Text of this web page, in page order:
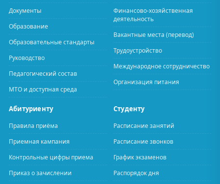
Документы
Образование
Образовательные стандарты
Руководство
Педагогический состав
МТО и доступная среда
Финансово-хозяйственная
деятельность
Вакантные места (перевод)
Трудоустройство
Международное сотрудничество
Организация питания
Абитуриенту
Правила приёма
Приемная кампания
Контрольные цифры приема
Приказ о зачислении
Студенту
Расписание занятий
Расписание звонков
График экзаменов
Распорядок дня